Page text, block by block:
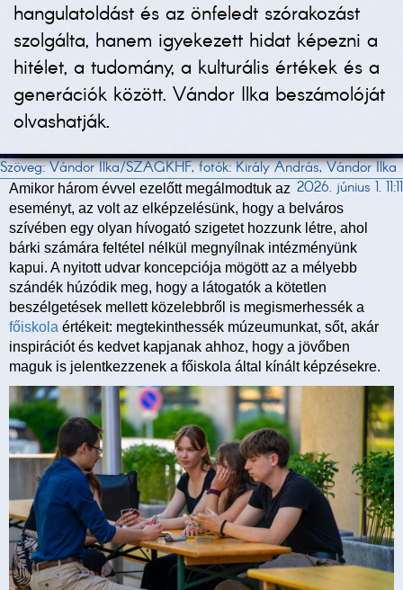
hangulatoldást és az önfeledt szórakozást
szolgálta, hanem igyekezett hidat képezni a
hitélet, a tudomány, a kulturális értékek és a
generációk között. Vándor Ilka beszámolóját
olvashatják.
Szöveg: Vándor Ilka/SZAGKHF, fotók: Király András, Vándor Ilka
2026. június 1. 11:11
Amikor három évvel ezelőtt megálmodtuk az
eseményt, az volt az elképzelésünk, hogy a belváros
szívében egy olyan hívogató szigetet hozzunk létre, ahol
bárki számára feltétel nélkül megnyílnak intézményünk
kapui. A nyitott udvar koncepciója mögött az a mélyebb
szándék húzódik meg, hogy a látogatók a kötetlen
beszélgetések mellett közelebbről is megismerhessék a
főiskola értékeit: megtekinthessék múzeumunkat, sőt, akár
inspirációt és kedvet kapjanak ahhoz, hogy a jövőben
maguk is jelentkezzenek a főiskola által kínált képzésekre.